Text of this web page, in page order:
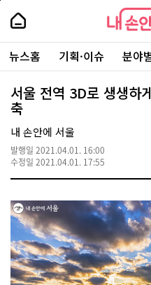
본
로
가
내
손
안
에
서
울
-
서
울
시
대
표
소
통
포
내
손
에
울
주
요
서
뉴스홈 기획·이슈 분야
서울 전역 3D로 생생
축
내 손안에 서울
발행일 2021.04.01. 16:00
수정일 2021.04.01. 17:55
페
상
단
로